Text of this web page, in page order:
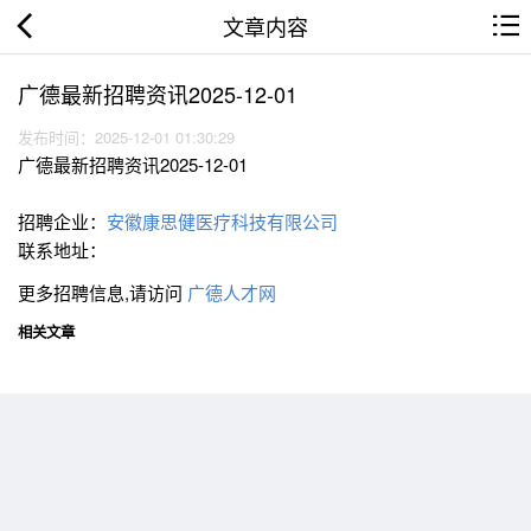
文章内容
广德最新招聘资讯2025-12-01
发布时间：2025-12-01 01:30:29
广德最新招聘资讯2025-12-01
招聘企业： 安徽康思健医疗科技有限公司
联系地址：
更多招聘信息,请访问 广德人才网
相关文章